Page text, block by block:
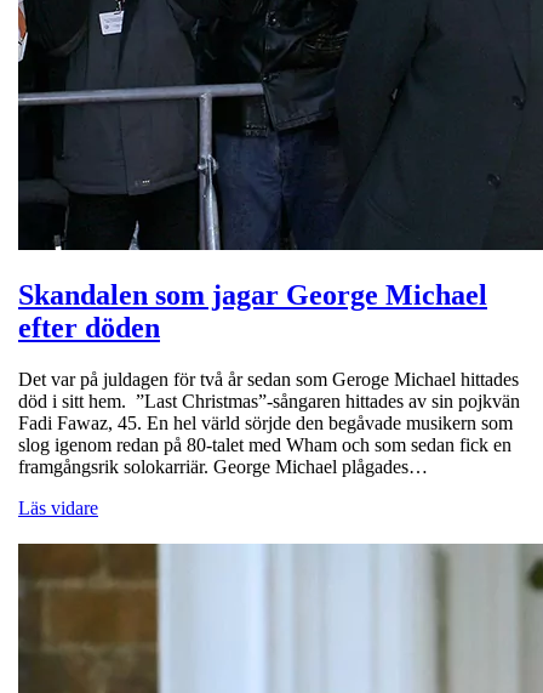
Skandalen som jagar George Michael
efter döden
Det var på juldagen för två år sedan som Geroge Michael hittades
död i sitt hem. ”Last Christmas”-sångaren hittades av sin pojkvän
Fadi Fawaz, 45. En hel värld sörjde den begåvade musikern som
slog igenom redan på 80-talet med Wham och som sedan fick en
framgångsrik solokarriär. George Michael plågades…
Läs vidare